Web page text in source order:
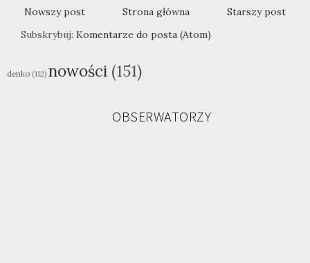
Nowszy post Starszy post
Strona główna
Subskrybuj: Komentarze do posta (Atom)
denko (112) nowości (151)
OBSERWATORZY